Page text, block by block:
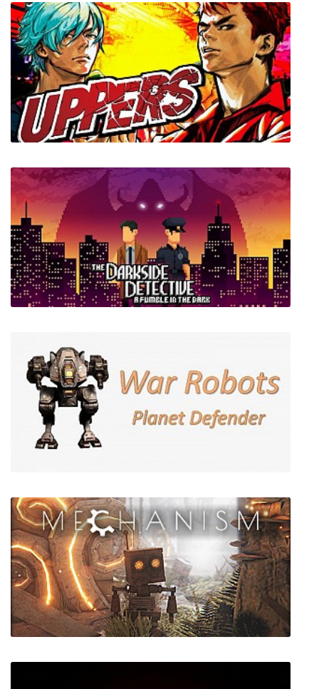
UPPERS
The Darkside Detective: A Fumble in the Dark
War Robots: Planet Defender